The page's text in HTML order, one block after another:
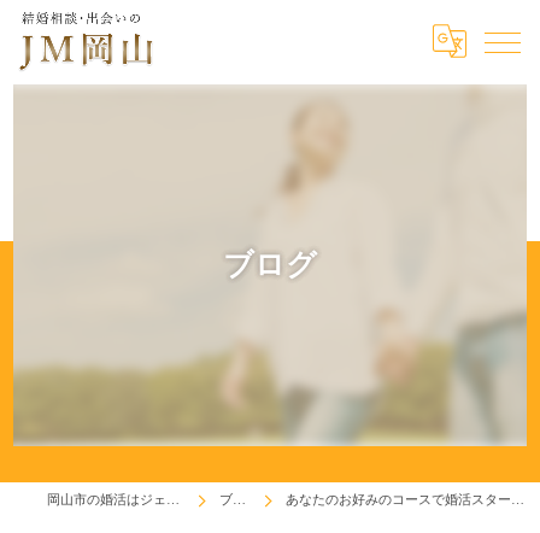
ブログ
ブログ あなたのお好みのコースで婚活スタートしましょう！♬